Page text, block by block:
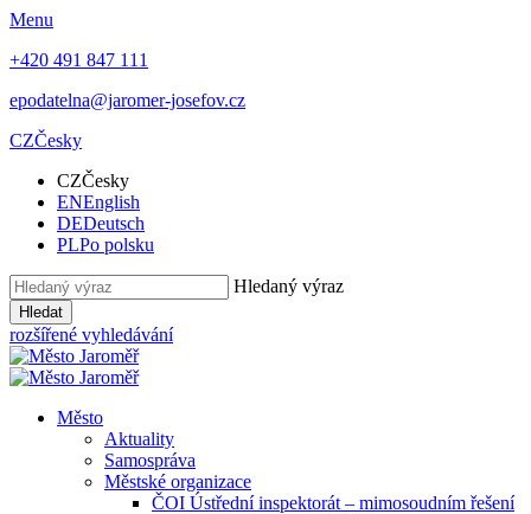
Menu
+420 491 847 111
epodatelna@jaromer-josefov.cz
CZČesky
CZČesky
ENEnglish
DEDeutsch
PLPo polsku
Hledaný výraz
Hledat
rozšířené vyhledávání
Město
Aktuality
Samospráva
Městské organizace
ČOI Ústřední inspektorát – mimosoudním řešení